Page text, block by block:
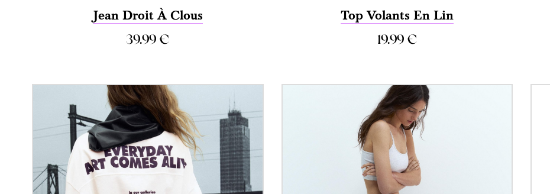
Jean Droit À Clous
39.99€
ACHETER
Top Volants En Lin
19.99 €
ACHETER